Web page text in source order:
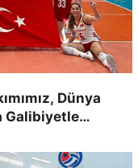
Dünya
Galibiyetle